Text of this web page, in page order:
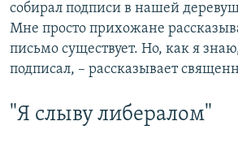
собирал подписи в нашей
Мне просто прихожане
письмо существует. Но, как я
подписал, – рассказывает
"Я слыву либералом"